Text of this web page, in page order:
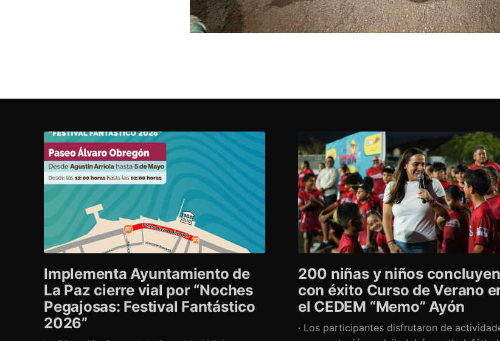
Implementa Ayuntamiento de
La Paz cierre vial por “Noches
Pegajosas: Festival Fantástico
2026”
200 niñas y niños concluyen
con éxito Curso de Verano
el CEDEM “Memo” Ayón
· Los participantes disfrutaron de